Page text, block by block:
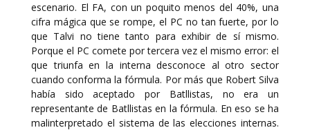
escenario. El FA, con un poquito menos del 40%, una
cifra mágica que se rompe, el PC no tan fuerte, por lo
que Talvi no tiene tanto para exhibir de sí mismo.
Porque el PC comete por tercera vez el mismo error: el
que triunfa en la interna desconoce al otro sector
cuando conforma la fórmula. Por más que Robert Silva
había sido aceptado por Batllistas, no era un
representante de Batllistas en la fórmula. En eso se ha
malinterpretado el sistema de las elecciones internas.